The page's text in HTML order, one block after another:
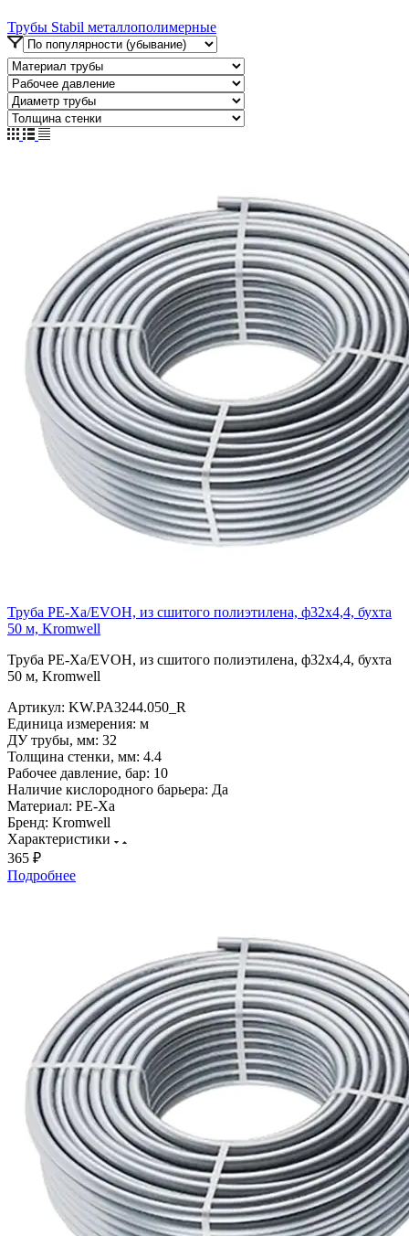
Трубы Stabil металлополимерные
Труба PE-Xa/EVOH, из сшитого полиэтилена, ф32х4,4, бухта
50 м, Kromwell
Труба PE-Xa/EVOH, из сшитого полиэтилена, ф32х4,4, бухта
50 м, Kromwell
Артикул: KW.PA3244.050_R
Единица измерения: м
ДУ трубы, мм: 32
Толщина стенки, мм: 4.4
Рабочее давление, бар: 10
Наличие кислородного барьера: Да
Материал: PE-Xa
Бренд: Kromwell
Характеристики
365 ₽
Подробнее